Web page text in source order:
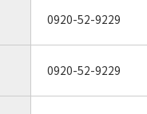
0920-52-9229
0920-52-9229